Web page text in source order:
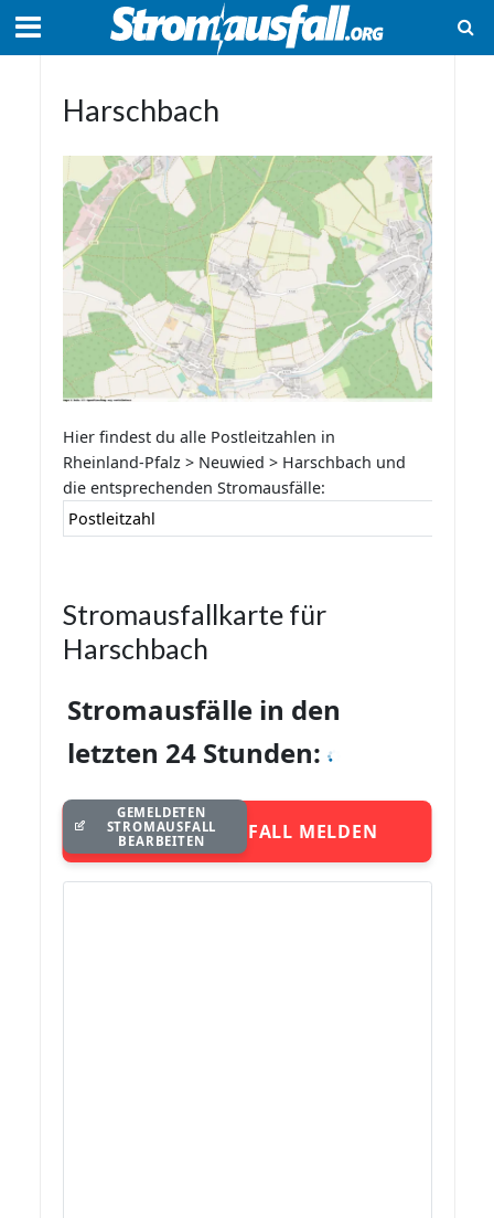
Harschbach
Hier findest du alle Postleitzahlen in
Rheinland-Pfalz > Neuwied > Harschbach und
die entsprechenden Stromausfälle:
Postleitzahl
Stromausfallkarte für
Harschbach
Stromausfälle in den
letzten 24 Stunden:
STROMAUSFALL MELDEN
GEMELDETEN
STROMAUSFALL
BEARBEITEN